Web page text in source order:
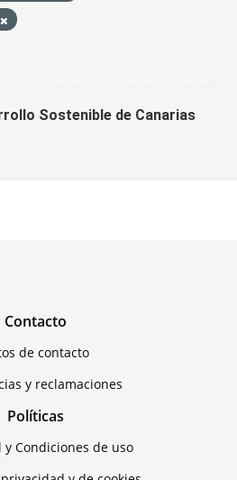
Sostenible de Canarias
Contacto
de contacto
y reclamaciones
Políticas
y Condiciones de uso